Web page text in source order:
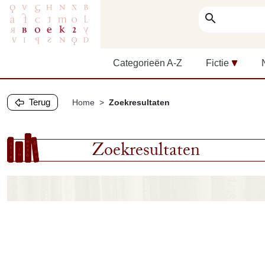
search
Categorieën A-Z Fictie
Terug Home Zoekresultaten
Zoekresultaten